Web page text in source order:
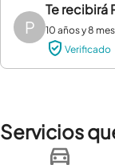
P
Te recibirá
10 años y 8
Verificado
Servicios